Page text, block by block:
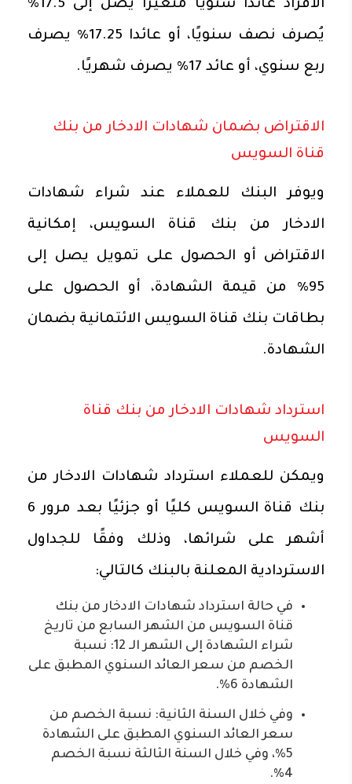
الأفراد عائدا سنويا متغيرا يصل إلى 17.5%
يُصرف نصف سنويًا، أو عائدا 17.25% يصرف
ربع سنوي، أو عائد 17% يصرف شهريًا.
الاقتراض بضمان شهادات الادخار من بنك
قناة السويس
ويوفر البنك للعملاء عند شراء شهادات
الادخار من بنك قناة السويس، إمكانية
الاقتراض أو الحصول على تمويل يصل إلى
95% من قيمة الشهادة، أو الحصول على
بطاقات بنك قناة السويس الائتمانية بضمان
الشهادة.
استرداد شهادات الادخار من بنك قناة
السويس
ويمكن للعملاء استرداد شهادات الادخار من
بنك قناة السويس كليًا أو جزئيًا بعد مرور 6
أشهر على شرائها، وذلك وفقًا للجداول
الاستردادية المعلنة بالبنك كالتالي:
في حالة استرداد شهادات الادخار من بنك
قناة السويس من الشهر السابع من تاريخ
شراء الشهادة إلى الشهر الـ 12: نسبة
الخصم من سعر العائد السنوي المطبق على
الشهادة 6%.
وفي خلال السنة الثانية: نسبة الخصم من
سعر العائد السنوي المطبق على الشهادة
5%، وفي خلال السنة الثالثة نسبة الخصم
4%.